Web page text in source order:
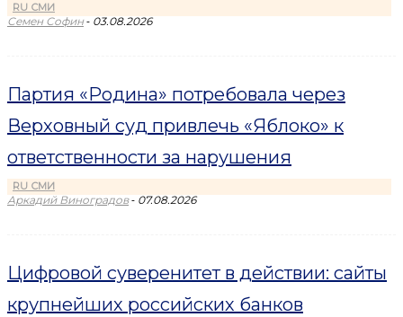
RU СМИ
Семен Софин - 03.08.2026
Партия «Родина» потребовала через
Верховный суд привлечь «Яблоко» к
ответственности за нарушения
RU СМИ
Аркадий Виноградов - 07.08.2026
Цифровой суверенитет в действии: сайты
крупнейших российских банков